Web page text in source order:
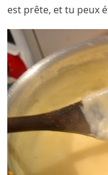
est prête, et tu peux